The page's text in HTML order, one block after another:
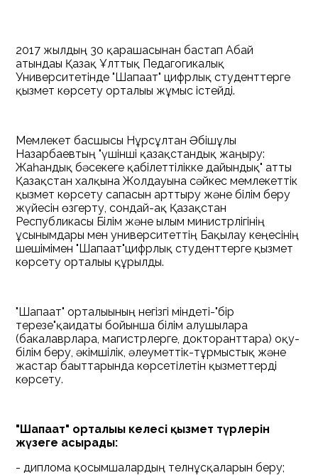
2017 жылдың 30 қарашасынан бастап Абай
атындағы Қазақ Ұлттық Педагогикалық
Университетінде "Шапағат" цифрлық студенттерге
қызмет көрсету орталығы жұмыс істейді.
Мемлекет басшысы Нұрсұлтан Әбішұлы
Назарбаевтың "үшінші қазақстандық жаңғыру:
Жаһандық бәсекеге қабілеттілікке дайындық" атты
Қазақстан халқына Жолдауына сәйкес мемлекеттік
қызмет көрсету сапасын арттыру және білім беру
жүйесін өзгерту, сондай-ақ Қазақстан
Республикасы Білім және ғылым министрлігінің
ұсынымдары мен университеттің Бақылау кеңесінің
шешімімен "Шапағат"цифрлық студенттерге қызмет
көрсету орталығы құрылды.
"Шапағат" орталығының негізгі міндеті-"бір
терезе"қағидаты бойынша білім алушыларға
(бакалаврларға, магистрлерге, докторанттарға) оқу-
білім беру, әкімшілік, әлеуметтік-тұрмыстық және
жастар бағыттарында көрсетілетін қызметтерді
көрсету.
"Шапағат" орталығы келесі қызмет түрлерін
жүзеге асырады:
- дипломға қосымшалардың телнұсқаларын беру;